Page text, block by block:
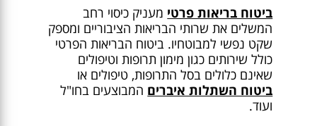
ביטוח בריאות פרטי מעניק כיסוי רחב
המשלים את שרותי הבריאות הציבוריים ומספק
שקט נפשי למבוטחיו. ביטוח הבריאות הפרטי
כולל שירותים כגון מימון תרופות וטיפולים
שאינם כלולים בסל התרופות, טיפולים או
ביטוח השתלות איברים המבוצעים בחו"ל
ועוד.